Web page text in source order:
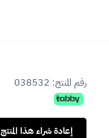
رقم المنتج: 038532
إعادة شراء هذا المنتج